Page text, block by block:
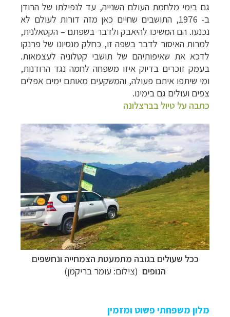
גם בימי מלחמת העולם השנייה, עד לנפילתו של הרודן
ב- 1976, התושבים שחיים כאן מזה דורות לעולם לא
נכנעו. הם המשיכו להיאבק ולדבר בשפתם – הקטאלנית,
למרות האיסור לדבר בשפה זו, כחלק מנסיונו של פרנקו
לדכא את שאיפותיהם של תושבי קטלוניה לעצמאות.
בעמק זוכרים בדיוק איזו משפחה לחמה נגד הרודנות,
ומי שיתפו איתם פעולה, והמשקעים מאותם ימים אפלים
צפים ועולים גם בימינו.
כתבה על טיול בברצלונה
ככל שעולים בגובה מתמעטת הצמחייה ונחשפים
הנופים (צילום: עומר בריקמן)
מלון משפחתי פשוט ומזמין